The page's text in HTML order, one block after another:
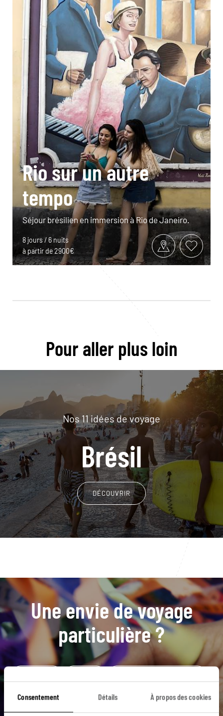
Consentement Détails À propos des cookies
Rio sur un autre
tempo
Séjour brésilien en immersion à Rio de Janeiro.
8 jours / 6 nuits
à partir de 2900€
Pour aller plus loin
Nos 11 idées de voyage
Brésil
DÉCOUVRIR
Une envie de voyage
particulière ?
Forêt de Tijuca
Rio de Janeiro Ipanema Santa Teresa